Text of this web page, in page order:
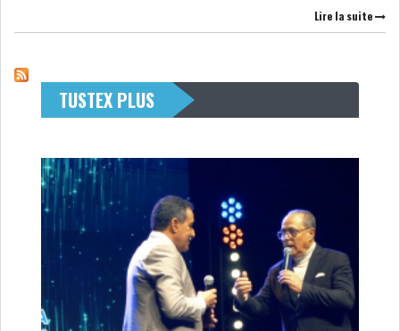
FICHES SOCIÉTÉS
COURS DU JOUR
ANALYSE QUOTIDIENNE
Lire la suite
TUSTEX PLUS